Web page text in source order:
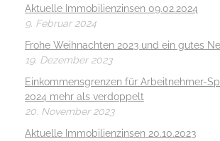
Aktuelle Immobilienzinsen 09.02.2024
9. Februar 2024
Frohe Weihnachten 2023 und ein gutes
19. Dezember 2023
Einkommensgrenzen für Arbeitnehmer-
2024 mehr als verdoppelt
20. November 2023
Aktuelle Immobilienzinsen 20.10.2023